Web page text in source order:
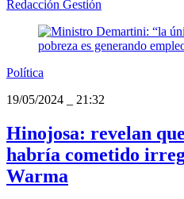
Redacción Gestión
Política
19/05/2024
21:32
Hinojosa: revelan
habría cometido
Warma